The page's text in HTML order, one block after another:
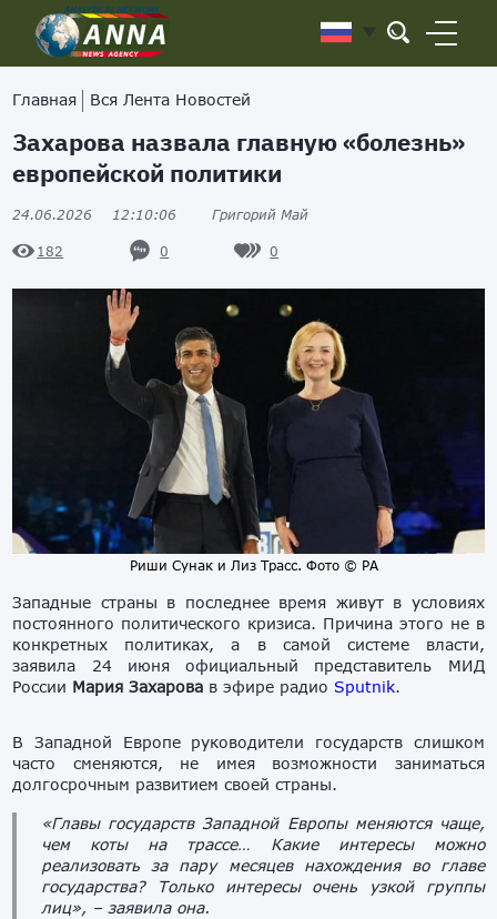
Главная Вся Лента Новостей
Захарова назвала главную «болезнь»
европейской политики
24.06.2026 12:10:06 Григорий Май
182 0 0
Риши Сунак и Лиз Трасс. Фото © PA
Западные страны в последнее время живут в условиях
постоянного политического кризиса. Причина этого не в
конкретных политиках, а в самой системе власти,
заявила 24 июня официальный представитель МИД
России Мария Захарова в эфире радио Sputnik.
В Западной Европе руководители государств слишком
часто сменяются, не имея возможности заниматься
долгосрочным развитием своей страны.
«Главы государств Западной Европы меняются чаще,
чем коты на трассе… Какие интересы можно
реализовать за пару месяцев нахождения во главе
государства? Только интересы очень узкой группы
лиц», – заявила она.